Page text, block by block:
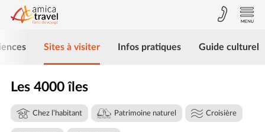
Sites à visiter Infos pratiques Guide culturel
Les 4000 îles
Chez l’habitant Patrimoine naturel Croisière